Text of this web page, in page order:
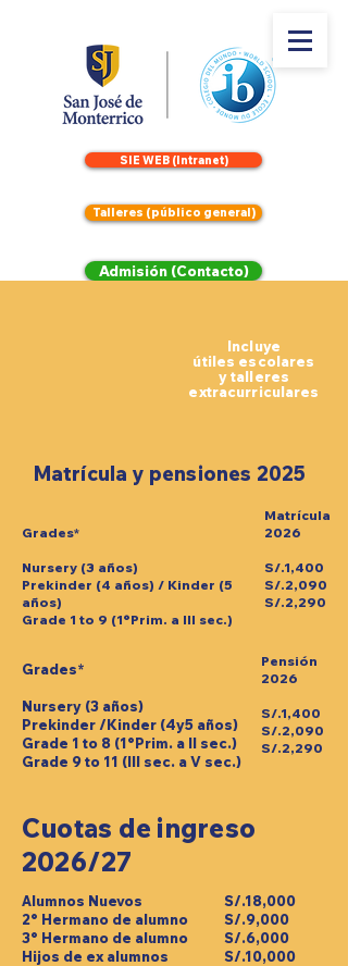
SIE WEB (Intranet)
Talleres (público general)
Admisión (Contacto)
Incluye
útiles escolares
y talleres
extracurriculares
Matrícula y pensiones 2025
Grades*
Nursery (3 años)
Prekinder (4 años) / Kinder (5
años)
Grade 1 to 9 (1°Prim. a III sec.)
Matrícula
2026
S/.1,400
S/.2,090
S/.2,290
Grades*
Nursery (3 años)
Prekinder /Kinder (4y5 años)
Grade 1 to 8 (1°Prim. a II sec.)
Grade 9 to 11 (III sec. a V sec.)
Pensión
2026
S/.1,400
S/.2,090
S/.2,290
Cuotas de ingreso
2026/27
Alumnos Nuevos
2° Hermano de alumno
3° Hermano de alumno
Hijos de ex alumnos
S/.18,000
S/.9,000
S/.6,000
S/.10,000